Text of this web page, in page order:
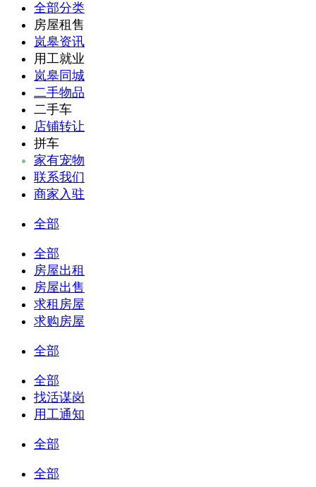
全部分类
房屋租售
岚皋资讯
用工就业
岚皋同城
二手物品
二手车
店铺转让
拼车
家有宠物
联系我们
商家入驻
全部
全部
房屋出租
房屋出售
求租房屋
求购房屋
全部
全部
找活谋岗
用工通知
全部
全部